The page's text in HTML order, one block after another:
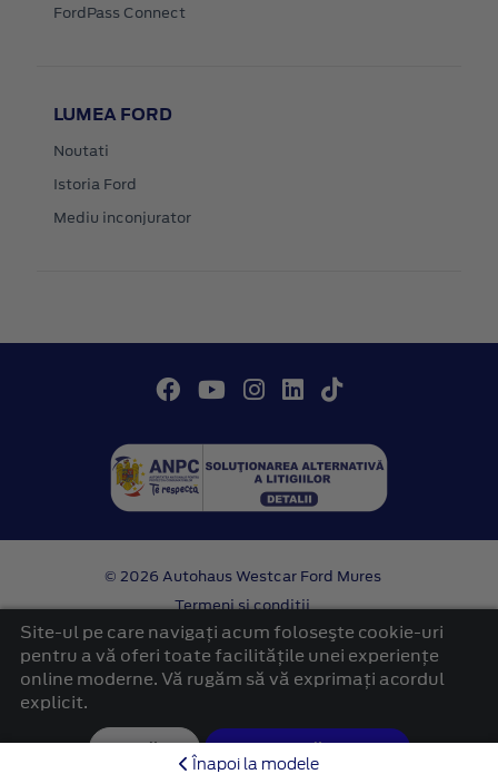
Înapoi la modele
FordPass Connect
LUMEA FORD
Noutati
Istoria Ford
Mediu inconjurator
© 2026 Autohaus Westcar Ford Mures
Termeni si conditii
Confidentialitate
Politica cookies
platformă dezvoltată de Workleto
Site-ul pe care navigați acum foloseşte cookie-uri
pentru a vă oferi toate facilitățile unei experiențe
online moderne. Vă rugăm să vă exprimați acordul
explicit.
Setări
Acceptă cookie